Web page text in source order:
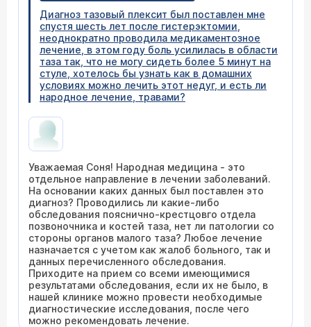
Диагноз тазовый плексит был поставлен мне
спустя шесть лет после гистерэктомии,
неоднократно проводила медикаментозное
лечение, в этом году боль усилилась в области
таза так, что не могу сидеть более 5 минут на
стуле, хотелось бы узнать как в домашних
условиях можно лечить этот недуг, и есть ли
народное лечение, травами?
Уважаемая Соня! Народная медицина - это
отдельное направление в лечении заболеваний.
На основании каких данных был поставлен это
диагноз? Проводились ли какие-либо
обследования пояснично-крестцовго отдела
позвоночника и костей таза, нет ли патологии со
стороны органов малого таза? Любое лечение
назначается с учетом как жалоб больного, так и
данных перечисленного обследования.
Приходите на прием со всеми имеющимися
результатами обследования, если их не было, в
нашей клинике можно провести необходимые
диагностические исследования, после чего
можно рекомендовать лечение.